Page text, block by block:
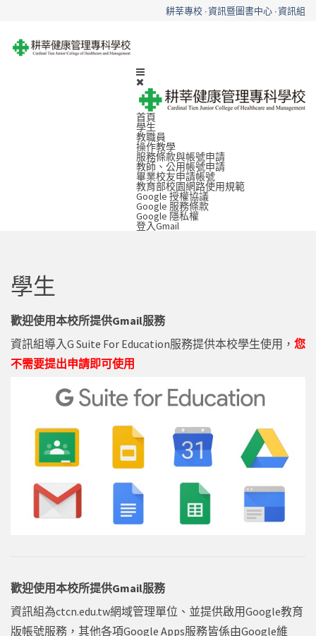
耕莘專校 資訊暨圖書中心 資訊組
首頁
學生
教職員
操作教學
服務條款與帳號申請
教師、公用帳號申請
畢業校友申請帳號
教育部校園網路使用規範
Google 授權協議
Google 服務條款
Google 隱私權
登入Gmail
學生
歡迎使用本校所提供Gmail服務
資訊組導入G Suite For Education服務提供本校學生使用， 您
不需要提出申請即可使用
歡迎使用本校所提供Gmail服務
資訊組為ctcn.edu.tw網域管理單位、並提供啟用Google教育
版帳號服務，其他各項Google Apps服務皆係由Google維